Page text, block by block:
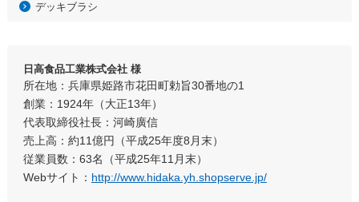
デッキブラシ
日高食品工業株式会社 様
所在地：兵庫県姫路市花田町勅旨30番地の1
創業：1924年（大正13年）
代表取締役社長：河崎廣信
売上高：約11億円（平成25年度8月末）
従業員数：63名（平成25年11月末）
Webサイト： http://www.hidaka.yh.shopserve.jp/